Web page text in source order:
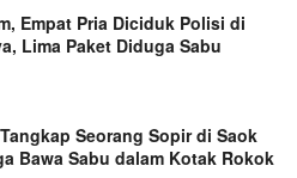
Empat Pria Diciduk Polisi di
Lima Paket Diduga Sabu
Seorang Sopir di Saok
Bawa Sabu dalam Kotak Rokok